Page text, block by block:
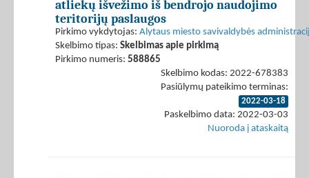
atliekų išvežimo iš bendrojo naudojimo
teritorijų paslaugos
Pirkimo vykdytojas: Alytaus miesto savivaldybės
Skelbimo tipas: Skelbimas apie pirkimą
Pirkimo numeris: 588865
Skelbimo kodas: 2022-678383
Pasiūlymų pateikimo terminas:
2022-03-18
Paskelbimo data: 2022-03-03
Nuoroda į ataskaitą